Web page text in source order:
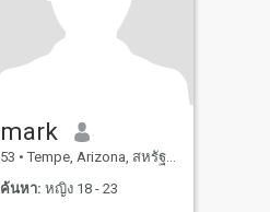
mark
53 • Tempe, Arizona, สหรัฐอเมริกา
ค้นหา: หญิง 18 - 23